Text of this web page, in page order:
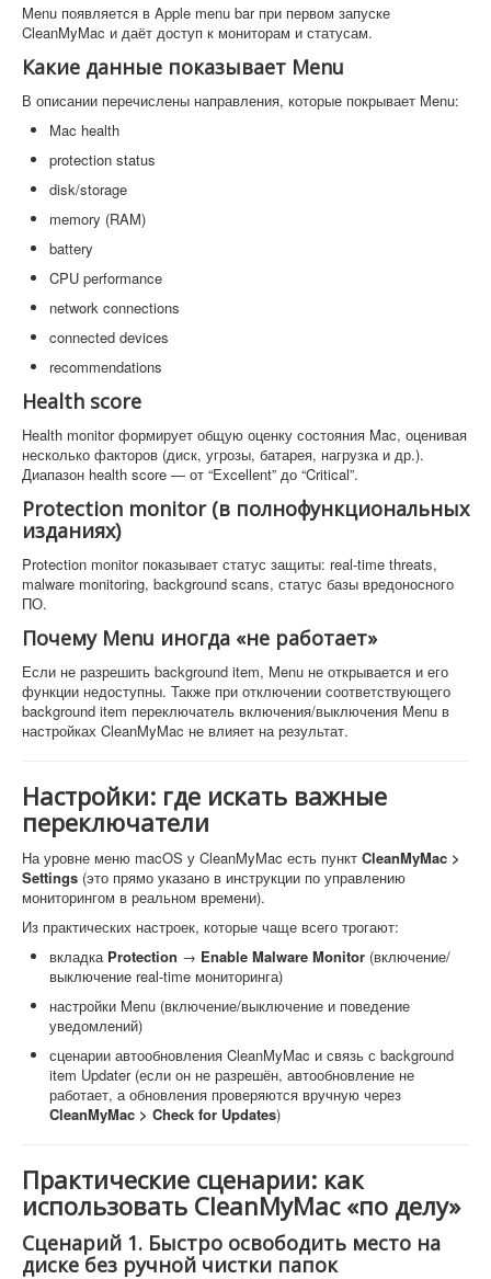
Menu появляется в Apple menu bar при первом запуске
CleanMyMac и даёт доступ к мониторам и статусам.
Какие данные показывает Menu
В описании перечислены направления, которые покрывает Menu:
Mac health
protection status
disk/storage
memory (RAM)
battery
CPU performance
network connections
connected devices
recommendations
Health score
Health monitor формирует общую оценку состояния Mac, оценивая
несколько факторов (диск, угрозы, батарея, нагрузка и др.).
Диапазон health score — от “Excellent” до “Critical”.
Protection monitor (в полнофункциональных
изданиях)
Protection monitor показывает статус защиты: real-time threats,
malware monitoring, background scans, статус базы вредоносного
ПО.
Почему Menu иногда «не работает»
Если не разрешить background item, Menu не открывается и его
функции недоступны. Также при отключении соответствующего
background item переключатель включения/выключения Menu в
настройках CleanMyMac не влияет на результат.
Настройки: где искать важные
переключатели
На уровне меню macOS у CleanMyMac есть пункт CleanMyMac >
Settings (это прямо указано в инструкции по управлению
мониторингом в реальном времени).
Из практических настроек, которые чаще всего трогают:
вкладка Protection → Enable Malware Monitor (включение/
выключение real-time мониторинга)
настройки Menu (включение/выключение и поведение
уведомлений)
сценарии автообновления CleanMyMac и связь с background
item Updater (если он не разрешён, автообновление не
работает, а обновления проверяются вручную через
CleanMyMac > Check for Updates)
Практические сценарии: как
использовать CleanMyMac «по делу»
Сценарий 1. Быстро освободить место на
диске без ручной чистки папок